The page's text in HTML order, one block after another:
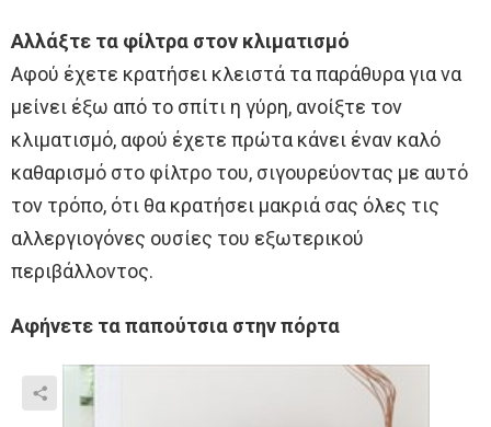
Αλλάξτε τα φίλτρα στον κλιματισμό
Αφού έχετε κρατήσει κλειστά τα παράθυρα για να
μείνει έξω από το σπίτι η γύρη, ανοίξτε τον
κλιματισμό, αφού έχετε πρώτα κάνει έναν καλό
καθαρισμό στο φίλτρο του, σιγουρεύοντας με αυτό
τον τρόπο, ότι θα κρατήσει μακριά σας όλες τις
αλλεργιογόνες ουσίες του εξωτερικού
περιβάλλοντος.
Αφήνετε τα παπούτσια στην πόρτα